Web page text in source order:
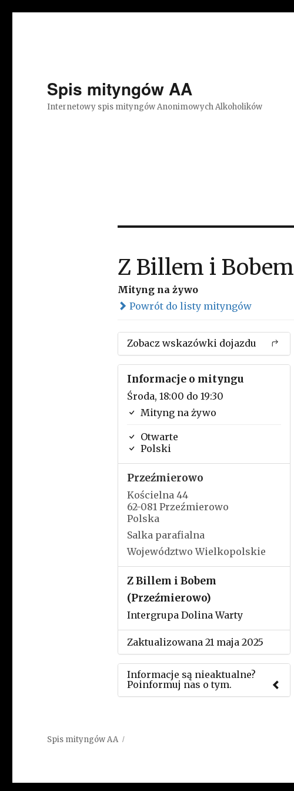
Spis mityngów AA
Internetowy spis mityngów Anonimowych Alkoholików
Z Billem i Bobem
Mityng na żywo
Powrót do listy mityngów
Zobacz wskazówki dojazdu
Informacje o mityngu
Środa, 18:00 do 19:30
Mityng na żywo
Otwarte
Polski
Przeźmierowo
Kościelna 44
62-081 Przeźmierowo
Polska
Salka parafialna
Województwo Wielkopolskie
Z Billem i Bobem
(Przeźmierowo)
Intergrupa Dolina Warty
Zaktualizowana 21 maja 2025
Informacje są nieaktualne?
Poinformuj nas o tym.
Spis mityngów AA